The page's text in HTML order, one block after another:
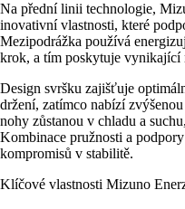
Na přední linii technologie,
inovativní vlastnosti, které
Mezipodrážka používá
krok, a tím poskytuje vynikající
Design svršku zajišťuje
držení, zatímco nabízí
nohy zůstanou v chladu a
Kombinace pružnosti a
kompromisů v stabilitě.
Klíčové vlastnosti Mizuno